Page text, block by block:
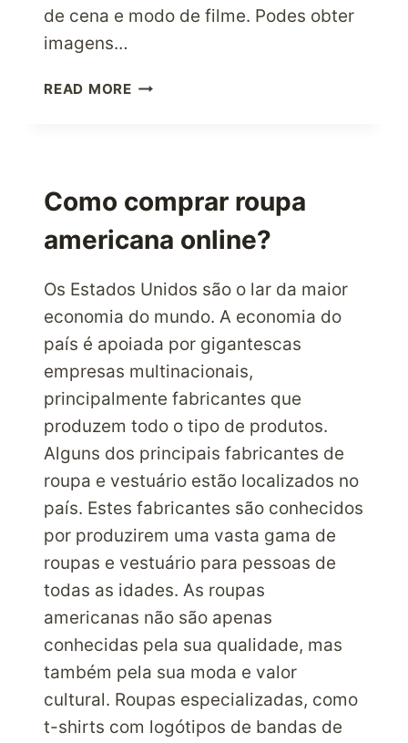
de cena e modo de filme. Podes obter
imagens…
READ MOREPORQUE
G-
15
É
EXCELENTE
PARA
FOTÓGRAFOS
PROFISSIONAIS?
Como comprar roupa
americana online?
Os Estados Unidos são o lar da maior
economia do mundo. A economia do
país é apoiada por gigantescas
empresas multinacionais,
principalmente fabricantes que
produzem todo o tipo de produtos.
Alguns dos principais fabricantes de
roupa e vestuário estão localizados no
país. Estes fabricantes são conhecidos
por produzirem uma vasta gama de
roupas e vestuário para pessoas de
todas as idades. As roupas
americanas não são apenas
conhecidas pela sua qualidade, mas
também pela sua moda e valor
cultural. Roupas especializadas, como
t-shirts com logótipos de bandas de